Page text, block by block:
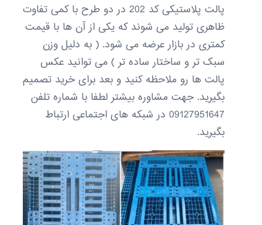
پالت پلاستیکی کد 202 در دو طرح با کمی تفاوت
ظاهری تولید می شوند که یکی از آن ها با قیمت
کمتری در بازار عرضه می شود. ( به دلیل وزن
سبک تر و ساختار ساده تر ) می توانید عکس
پالت ها رو ملاحظه کنید و بعد برای خرید تصمیم
بگیرید. جهت مشاوره بیشتر لطفا با شماره تلفن
09127951647 در شبکه های اجتماعی ارتباط
بگیرید.